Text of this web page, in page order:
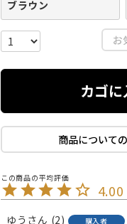
ブラウン
お
カゴ
商品について
4.00
ゆう 2 購入者